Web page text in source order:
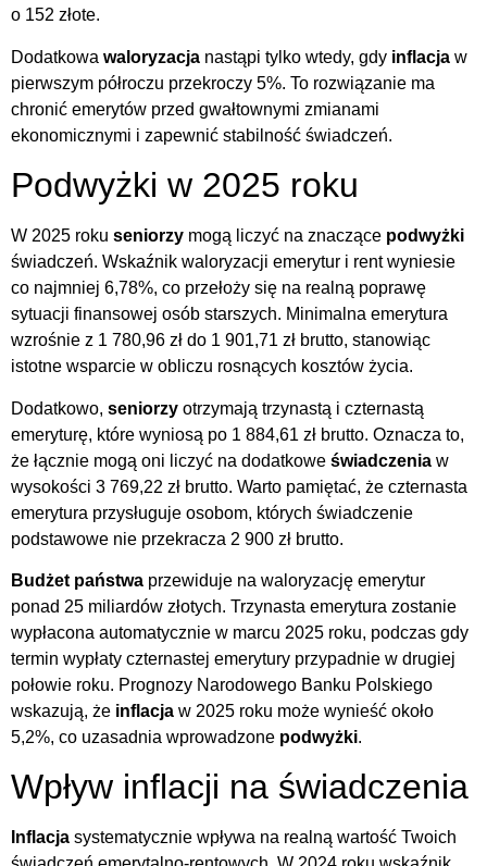
o 152 złote.
Dodatkowa waloryzacja nastąpi tylko wtedy, gdy inflacja w
pierwszym półroczu przekroczy 5%. To rozwiązanie ma
chronić emerytów przed gwałtownymi zmianami
ekonomicznymi i zapewnić stabilność świadczeń.
Podwyżki w 2025 roku
W 2025 roku seniorzy mogą liczyć na znaczące podwyżki
świadczeń. Wskaźnik waloryzacji emerytur i rent wyniesie
co najmniej 6,78%, co przełoży się na realną poprawę
sytuacji finansowej osób starszych. Minimalna emerytura
wzrośnie z 1 780,96 zł do 1 901,71 zł brutto, stanowiąc
istotne wsparcie w obliczu rosnących kosztów życia.
Dodatkowo, seniorzy otrzymają trzynastą i czternastą
emeryturę, które wyniosą po 1 884,61 zł brutto. Oznacza to,
że łącznie mogą oni liczyć na dodatkowe świadczenia w
wysokości 3 769,22 zł brutto. Warto pamiętać, że czternasta
emerytura przysługuje osobom, których świadczenie
podstawowe nie przekracza 2 900 zł brutto.
Budżet państwa przewiduje na waloryzację emerytur
ponad 25 miliardów złotych. Trzynasta emerytura zostanie
wypłacona automatycznie w marcu 2025 roku, podczas gdy
termin wypłaty czternastej emerytury przypadnie w drugiej
połowie roku. Prognozy Narodowego Banku Polskiego
wskazują, że inflacja w 2025 roku może wynieść około
5,2%, co uzasadnia wprowadzone podwyżki.
Wpływ inflacji na świadczenia
Inflacja systematycznie wpływa na realną wartość Twoich